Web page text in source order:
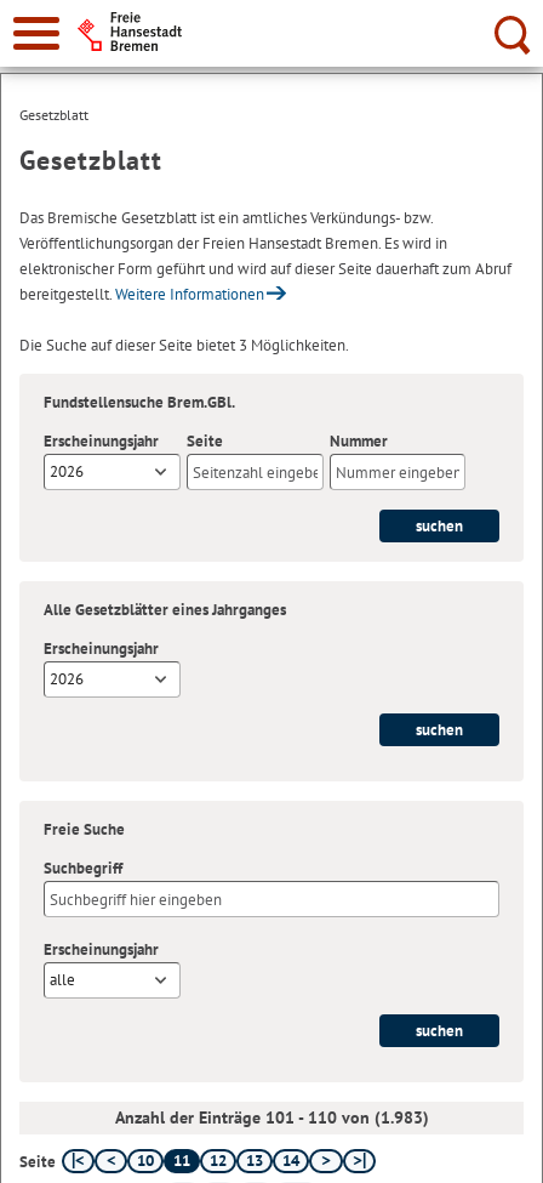
Suche:
Gesetzblatt
Gesetzblatt
Das Bremische Gesetzblatt ist ein amtliches Verkündungs- bzw.
Veröffentlichungsorgan der Freien Hansestadt Bremen. Es wird in
elektronischer Form geführt und wird auf dieser Seite dauerhaft zum Abruf
bereitgestellt.Weitere Informationen
Die Suche auf dieser Seite bietet 3 Möglichkeiten.
Fundstellensuche Brem.GBl.
Erscheinungsjahr
2026
Seite Nummer
Alle Gesetzblätter eines Jahrganges
Erscheinungsjahr
2026
Freie Suche
Suchbegriff
Erscheinungsjahr
alle
Anzahl der Einträge 101 - 110 von (1.983)
Seite 10 11 12 13
14